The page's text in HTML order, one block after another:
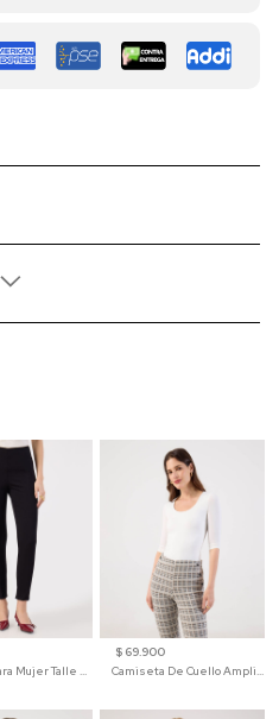
Leggigs Para Mujer Talle Alto Liso
$ 69.900
Camiseta De Cuello Amplio Y Manga 3/4 Para Mujer